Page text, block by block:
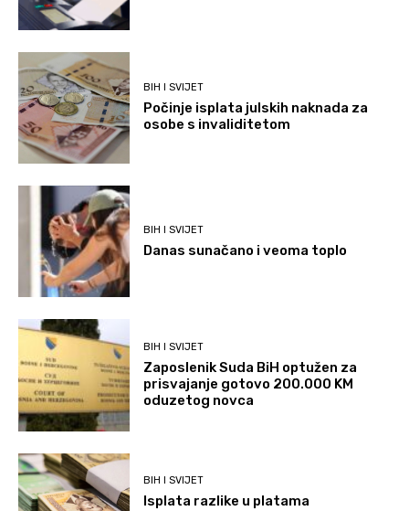
BIH I SVIJET
Počinje isplata julskih naknada za
osobe s invaliditetom
BIH I SVIJET
Danas sunačano i veoma toplo
BIH I SVIJET
Zaposlenik Suda BiH optužen za
prisvajanje gotovo 200.000 KM
oduzetog novca
BIH I SVIJET
Isplata razlike u platama